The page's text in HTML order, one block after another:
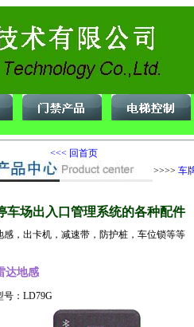
<<< 回首页
>>>> 车
车场出入口管理系统的各种配件
感，出卡机，减速带，防护桩，车位锁等等
达地感
号：LD79G